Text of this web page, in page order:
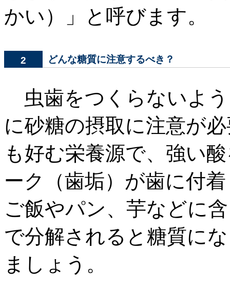
かい）」と呼びます。
2 どんな糖質に注意するべき？
虫歯をつくらないよ
に砂糖の摂取に注意が
も好む栄養源で、強い
ーク（歯垢）が歯に付
ご飯やパン、芋などに
で分解されると糖質に
ましょう。